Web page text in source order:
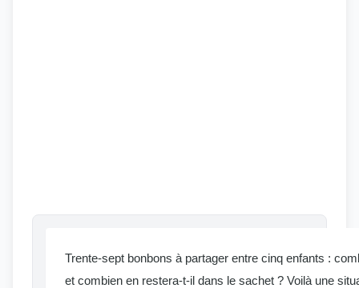
Trente-sept bonbons à partager entre cinq enfants :
et combien en restera-t-il dans le sachet ? Voilà une